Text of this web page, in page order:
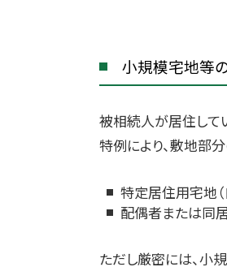
小規模宅地等
被相続人が居住して
特例により、敷地部
特定居住用宅地
配偶者または同
ただし厳密には、小